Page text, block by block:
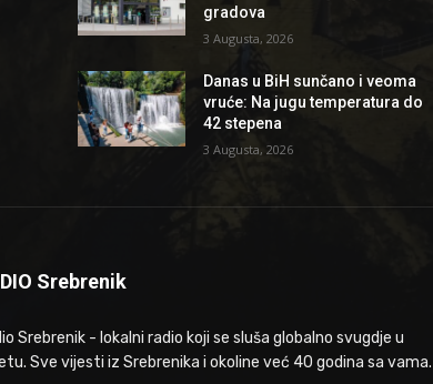
gradova
3 Augusta, 2026
Danas u BiH sunčano i veoma
vruće: Na jugu temperatura do
42 stepena
3 Augusta, 2026
Srebrenik
Srebrenik - lokalni radio koji se sluša globalno svugdje u
Sve vijesti iz Srebrenika i okoline već 40 godina sa vama.